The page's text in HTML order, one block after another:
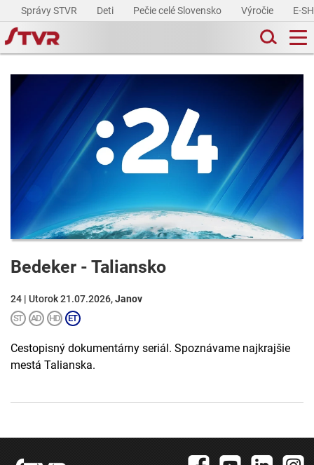
Správy STVR Deti Pečie celé Slovensko Výročie E-
Bedeker - Taliansko
24 | Utorok 21.07.2026,Janov
Cestopisný dokumentárny seriál. Spoznávame najkrajšie
mestá Talianska.